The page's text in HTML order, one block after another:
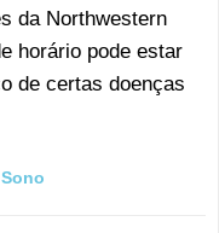
da Northwestern
horário pode estar
de certas doenças
Sono